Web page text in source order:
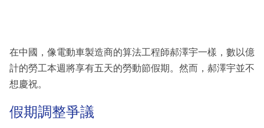
區
在中國，像電動車製造商的算法工程師郝澤宇一樣，數以億
計的勞工本週將享有五天的勞動節假期。然而，郝澤宇並不
想慶祝。
假期調整爭議